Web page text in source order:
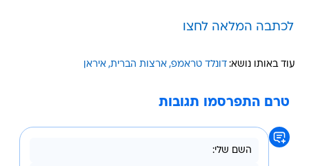
לכתבה המלאה לחצו
עוד באותו נושא: דונלד טראמפ ארצות הברית איראן
טרם התפרסמו תגובות